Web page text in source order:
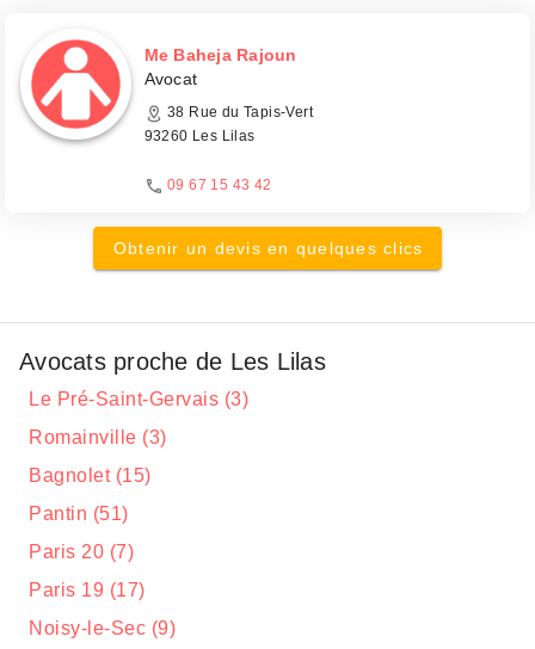
Me Baheja Rajoun
Avocat
38 Rue du Tapis-Vert
93260 Les Lilas
09 67 15 43 42
Obtenir un devis en quelques clics
Avocats proche de Les Lilas
Le Pré-Saint-Gervais (3)
Romainville (3)
Bagnolet (15)
Pantin (51)
Paris 20 (7)
Paris 19 (17)
Noisy-le-Sec (9)